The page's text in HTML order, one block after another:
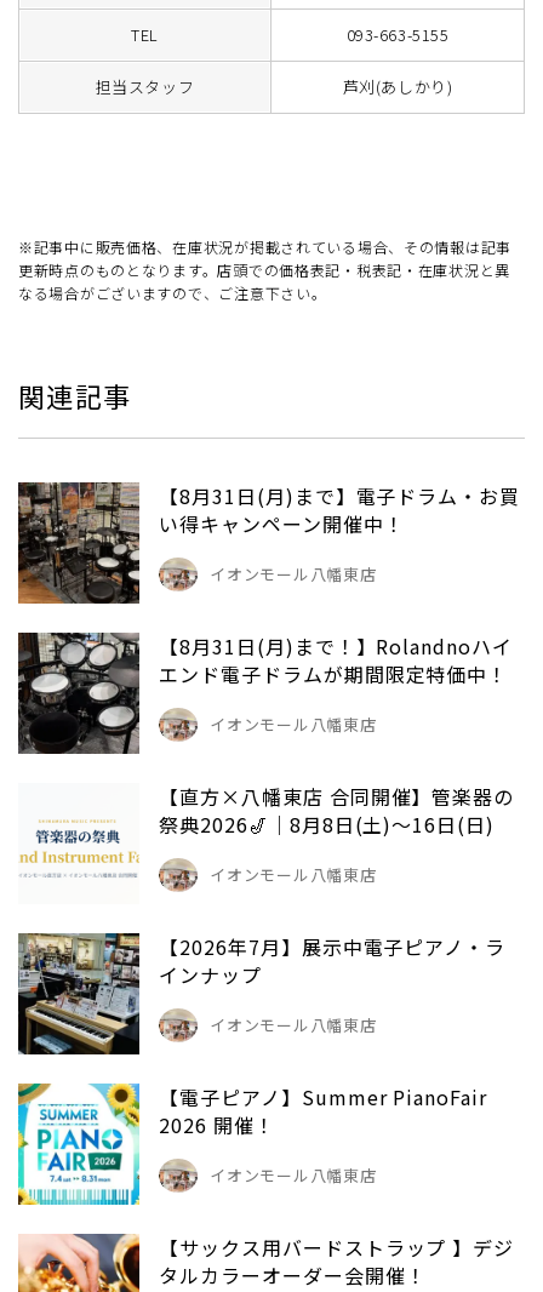
TEL 093-663-5155
担当スタッフ 芦刈(あしかり)
※記事中に販売価格、在庫状況が掲載されている場合、その情報は記事
更新時点のものとなります。店頭での価格表記・税表記・在庫状況と異
なる場合がございますので、ご注意下さい。
関連記事
【8月31日(月)まで】電子ドラム・お買
い得キャンペーン開催中！
イオンモール八幡東店
【8月31日(月)まで！】Rolandnoハイ
エンド電子ドラムが期間限定特価中！
イオンモール八幡東店
【直方×八幡東店 合同開催】管楽器の
祭典2026🎷｜8月8日(土)～16日(日)
イオンモール八幡東店
【2026年7月】展示中電子ピアノ・ラ
インナップ
イオンモール八幡東店
【電子ピアノ】Summer PianoFair
2026 開催！
イオンモール八幡東店
【サックス用バードストラップ 】デジ
タルカラーオーダー会開催！